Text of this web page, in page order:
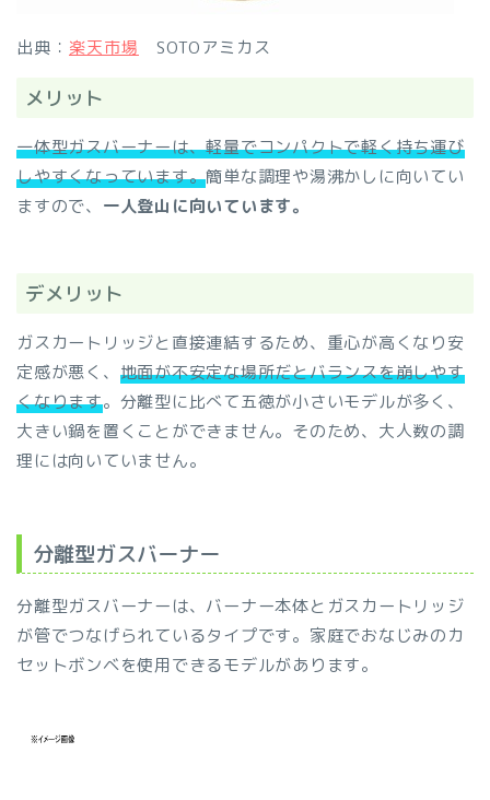
出典： 楽天市場 SOTOアミカス
メリット
一体型ガスバーナーは、軽量でコンパクトで軽く持ち運び
しやすくなっています。簡単な調理や湯沸かしに向いてい
ますので、 一人登山に向いています。
デメリット
ガスカートリッジと直接連結するため、重心が高くなり安
定感が悪く、 地面が不安定な場所だとバランスを崩しやす
くなります。分離型に比べて五徳が小さいモデルが多く、
大きい鍋を置くことができません。そのため、大人数の調
理には向いていません。
分離型ガスバーナー
分離型ガスバーナーは、バーナー本体とガスカートリッジ
が管でつなげられているタイプです。家庭でおなじみのカ
セットボンベを使用できるモデルがあります。